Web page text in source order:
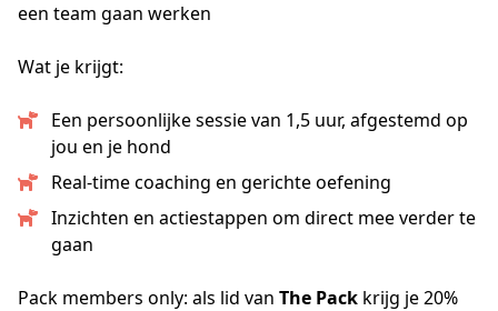
een team gaan werken
Wat je krijgt:
Een persoonlijke sessie van 1,5 uur, afgestemd op
jou en je hond
Real-time coaching en gerichte oefening
Inzichten en actiestappen om direct mee verder te
gaan
Pack members only: als lid van The Pack krijg je 20%